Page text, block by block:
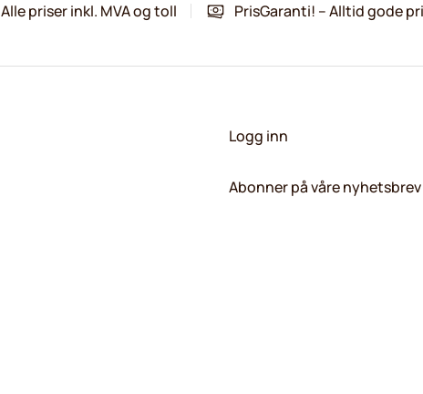
Alle priser inkl. MVA og toll PrisGaranti! – Alltid gode
Logg inn
Abonner på våre nyhetsbrev